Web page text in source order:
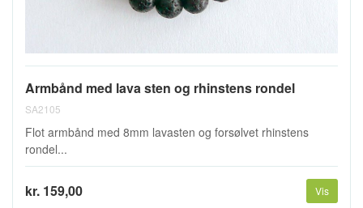
Armbånd med lava sten og rhinstens rondel
SA2105
Flot armbånd med 8mm lavasten og forsølvet rhinstens
rondel...
kr. 159,00 Vis